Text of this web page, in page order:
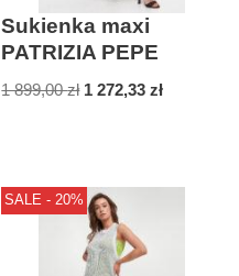
Sukienka maxi
PATRIZIA PEPE
1 899,00zł 1 272,33zł
SALE - 20%